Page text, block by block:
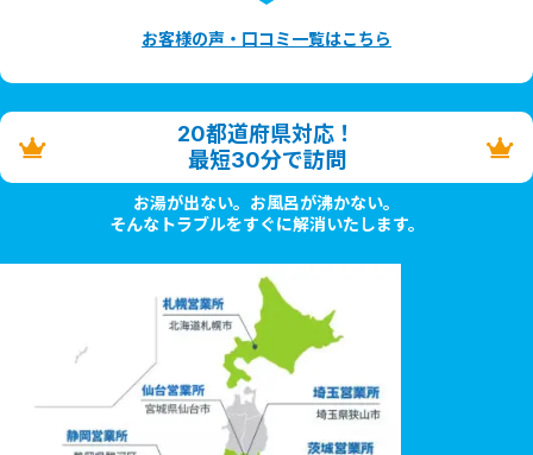
お客様の声・口コミ一覧はこちら
20都道府県対応！
最短30分で訪問
お湯が出ない。お風呂が沸かない。
そんなトラブルをすぐに解消いたします。